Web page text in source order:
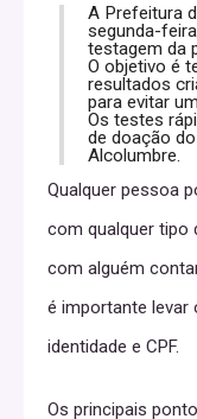
A Prefeitura
segunda-
testagem da
O objetivo é
resultados
para evitar
Os testes
de doação
Alcolumbre.
Qualquer pessoa
com qualquer tipo
com alguém
é importante levar
identidade e CPF.
Os principais